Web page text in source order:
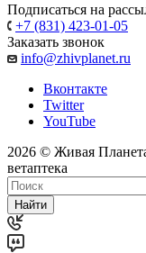
Подписаться на
+7 (831) 423-01-05
Заказать звонок
info@zhivplanet.ru
Вконтакте
Twitter
YouTube
2026 © Живая
ветаптека
Найти